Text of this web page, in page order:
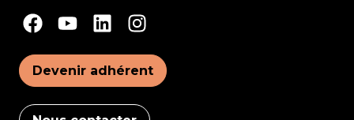
Devenir adhérent